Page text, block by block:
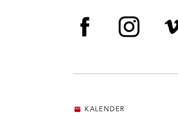
KALENDER